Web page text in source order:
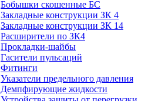
Бобышки скошенные БС
Закладные конструкции ЗК 4
Закладные конструкции ЗК 14
Расширители по ЗК4
Прокладки-шайбы
Гасители пульсаций
Фитинги
Указатели предельного давления
Демпфирующие жидкости